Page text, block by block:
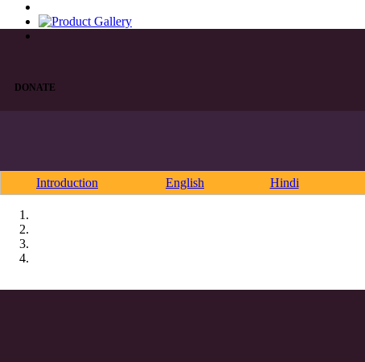
DONATE
Introduction English Hindi